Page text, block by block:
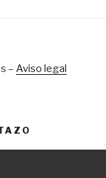
– Aviso legal